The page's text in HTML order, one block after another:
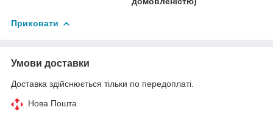
Приховати
Умови доставки
Доставка здійснюється тільки по передоплаті.
Нова Пошта